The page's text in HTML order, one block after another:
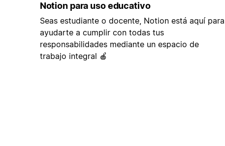
Notion para uso educativo
Seas estudiante o docente, Notion está aquí para
ayudarte a cumplir con todas tus
responsabilidades mediante un espacio de
trabajo integral 🍎